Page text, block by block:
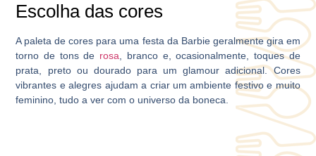
Escolha das cores
A paleta de cores para uma festa da Barbie geralmente gira em
torno de tons de rosa , branco e, ocasionalmente, toques de
prata, preto ou dourado para um glamour adicional. Cores
vibrantes e alegres ajudam a criar um ambiente festivo e muito
feminino, tudo a ver com o universo da boneca.